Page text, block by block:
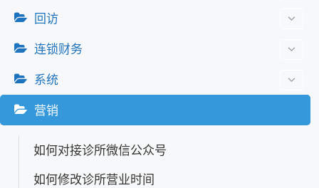
回访
连锁财务
系统
营销
如何对接诊所微信公众号
如何修改诊所营业时间